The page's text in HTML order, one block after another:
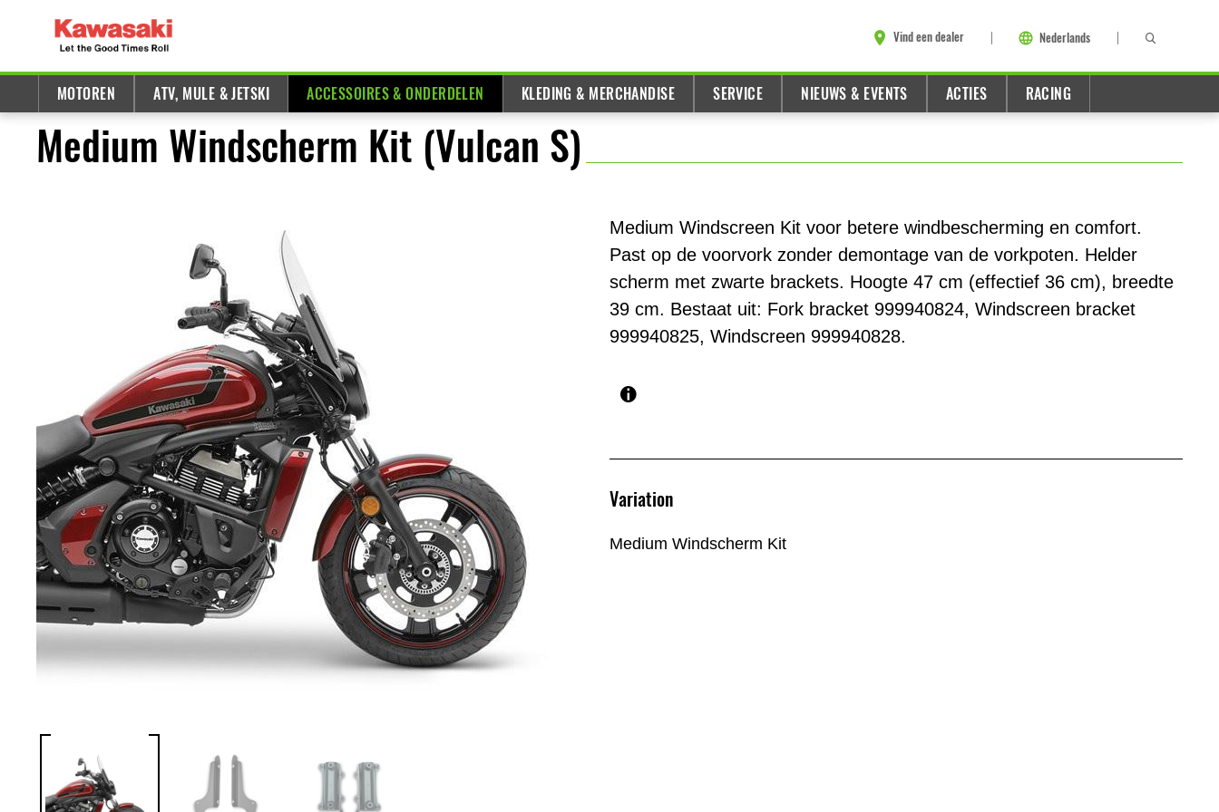
Vind een dealer Nederlands
MOTOREN ATV, MULE & JETSKI ACCESSOIRES & ONDERDELEN KLEDING & MERCHANDISE SERVICE NIEUWS & EVENTS ACTIES RACING
Medium Windscherm Kit (Vulcan S)
Medium Windscreen Kit voor betere windbescherming en comfort.
Past op de voorvork zonder demontage van de vorkpoten. Helder
scherm met zwarte brackets. Hoogte 47 cm (effectief 36 cm), breedte
39 cm. Bestaat uit: Fork bracket 999940824, Windscreen bracket
999940825, Windscreen 999940828.
Variation
Medium Windscherm Kit